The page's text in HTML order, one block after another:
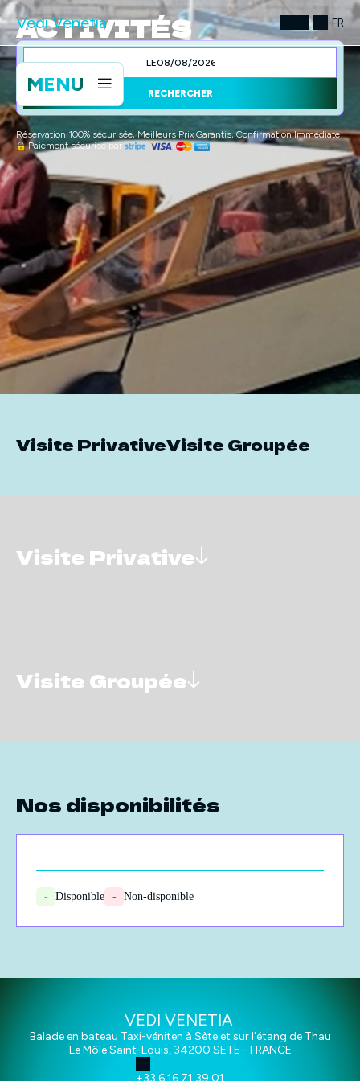
Vedi Venetia FR
MENU
ACTIVITÉS
LE
RECHERCHER
Réservation 100% sécurisée, Meilleurs Prix Garantis, Confirmation Immédiate
Paiement sécurisé par
Visite PrivativeVisite Groupée
Visite Privative
Visite Groupée
Nos disponibilités
- Disponible - Non-disponible
VEDI VENETIA
Balade en bateau Taxi-véniten à Sète et sur l'étang de Thau
Le Môle Saint-Louis, 34200 SETE - FRANCE
+33 6 16 71 39 01